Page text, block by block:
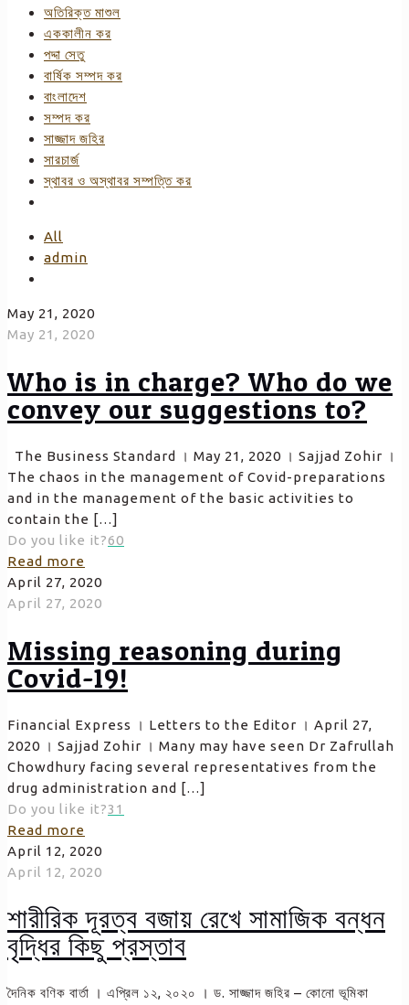
অতিরিক্ত মাশুল
এককালীন কর
পদ্দা সেতু
বার্ষিক সম্পদ কর
বাংলাদেশ
সম্পদ কর
সাজ্জাদ জহির
সারচার্জ
স্থাবর ও অস্থাবর সম্পত্তি কর
All
admin
May 21, 2020
May 21, 2020
Who is in charge? Who do we
convey our suggestions to?
The Business Standard । May 21, 2020 । Sajjad Zohir ।
The chaos in the management of Covid-preparations
and in the management of the basic activities to
contain the […]
Do you like it?60
Read more
April 27, 2020
April 27, 2020
Missing reasoning during
Covid-19!
Financial Express । Letters to the Editor । April 27,
2020 । Sajjad Zohir । Many may have seen Dr Zafrullah
Chowdhury facing several representatives from the
drug administration and […]
Do you like it?31
Read more
April 12, 2020
April 12, 2020
শারীরিক দূরত্ব বজায় রেখে সামাজিক বন্ধন
বৃদ্ধির কিছু প্রস্তাব
দৈনিক বণিক বার্তা । এপ্রিল ১২, ২০২০ । ড. সাজ্জাদ জহির – কোনো ভূমিকা